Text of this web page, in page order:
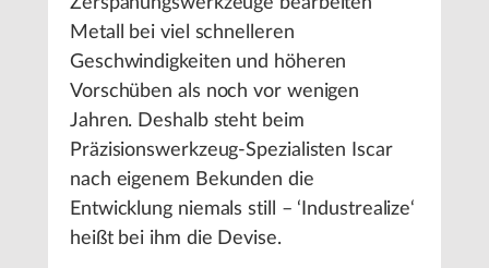
Metall bei viel schnelleren
Geschwindigkeiten und höheren
Vorschüben als noch vor wenigen
Jahren. Deshalb steht beim
Präzisionswerkzeug-Spezialisten Iscar
nach eigenem Bekunden die
Entwicklung niemals still – ‘Industrealize‘
heißt bei ihm die Devise.